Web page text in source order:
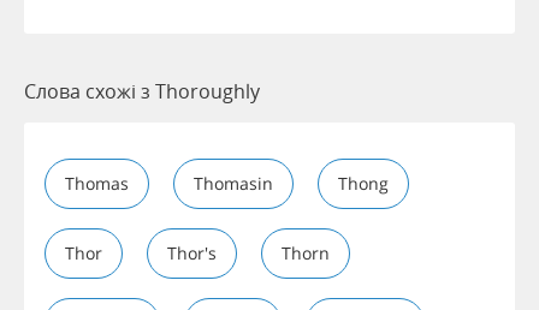
Слова схожі з Thoroughly
Thomas Thomasin Thong
Thor Thor's Thorn